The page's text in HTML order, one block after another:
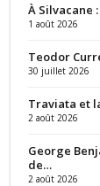
À Silvacane
1 août 2026
Teodor
30 juillet 2026
Traviata et
2 août 2026
George
de…
2 août 2026